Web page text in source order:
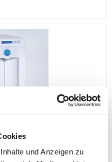
und Anzeigen zu
ist ein
Tischmodell in schickem